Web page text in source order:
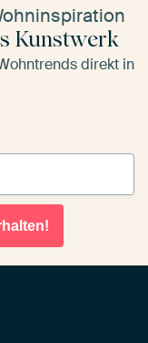
Kunstwerk
direkt in